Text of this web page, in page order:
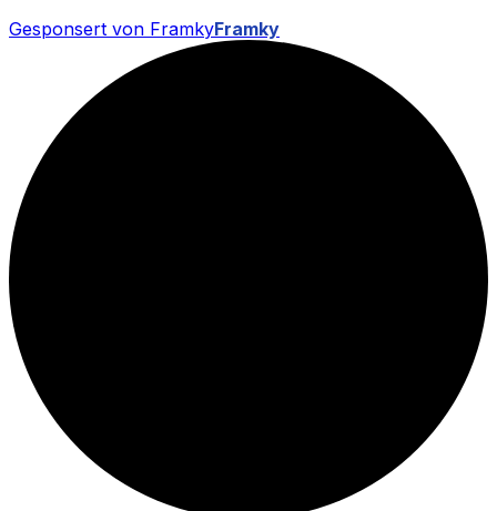
Gesponsert von FramkyFramky